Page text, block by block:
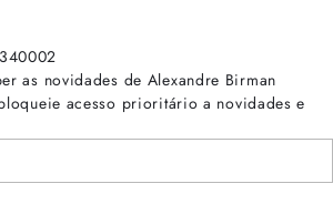
as novidades de Alexandre Birman
acesso prioritário a novidades e